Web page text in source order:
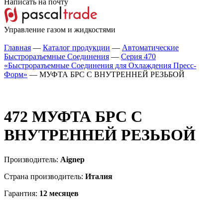
Написать на почту
Управление газом и жидкостями
Главная — Каталог продукции — Автоматические
Быстроразъемные Соединения — Серия 470
«Быстроразъемные Соединения для Охлаждения Пресс-
Форм» — МУФТА БРС С ВНУТРЕННЕЙ РЕЗЬБОЙ
472 МУФТА БРС С
ВНУТРЕННЕЙ РЕЗЬБОЙ
Производитель: Aignep
Страна производитель: Италия
Гарантия: 12 месяцев